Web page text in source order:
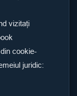
vizitați
cookie-
juridic: